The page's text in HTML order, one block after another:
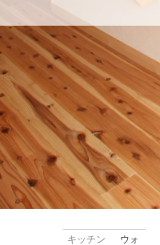
キッチン
ウォ